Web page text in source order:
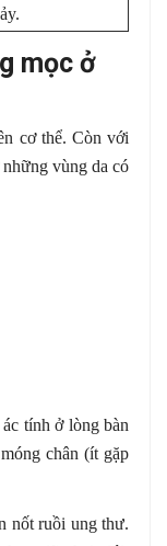
mọc ở
cơ thể. Còn với
vùng da có
tính ở lòng bàn
chân (ít gặp
nốt ruồi ung thư.